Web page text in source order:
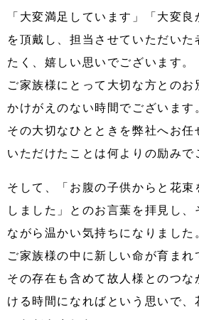
「大変満足しています」「大変
を頂戴し、担当させていただい
たく、嬉しい思いでございます。
ご家族様にとって大切な方との
かけがえのない時間でございます
その大切なひとときを弊社へお任
いただけたことは何よりの励みで
そして、「お腹の子供からと花束
しました」とのお言葉を拝見し、
ながら温かい気持ちになりました
ご家族様の中に新しい命が育まれ
その存在も含めて故人様とのつな
ける時間になればという思いで、